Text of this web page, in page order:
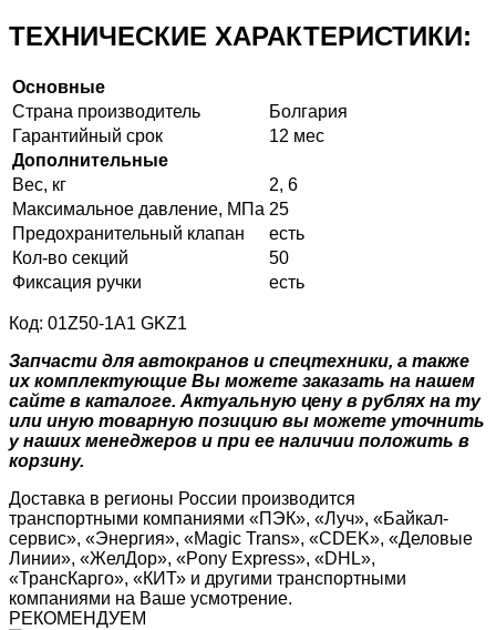
ТЕХНИЧЕСКИЕ ХАРАКТЕРИСТИКИ:
Основные
Страна производитель
Болгария
Гарантийный срок
12 мес
Дополнительные
Вес, кг
2, 6
Максимальное давление, МПа 25
Предохранительный клапан
есть
Кол-во секций
50
Фиксация ручки
есть
Код: 01Z50-1А1 GKZ1
Запчасти для автокранов и спецтехники, а также
их комплектующие Вы можете заказать на нашем
сайте в каталоге. Актуальную цену в рублях на ту
или иную товарную позицию вы можете уточнить
у наших менеджеров и при ее наличии положить в
корзину.
Доставка в регионы России производится
транспортными компаниями «ПЭК», «Луч», «Байкал-
сервис», «Энергия», «Magic Trans», «CDEK», «Деловые
Линии», «ЖелДор», «Pony Express», «DHL»,
«ТрансКарго», «КИТ» и другими транспортными
компаниями на Ваше усмотрение.
РЕКОМЕНДУЕМ